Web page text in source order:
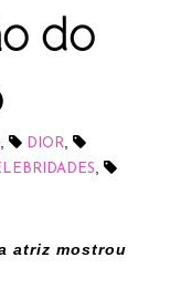
do
DIOR
atriz mostrou